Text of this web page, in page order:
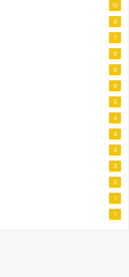
10
9
7
6
6
6
5
4
4
4
3
2
1
1